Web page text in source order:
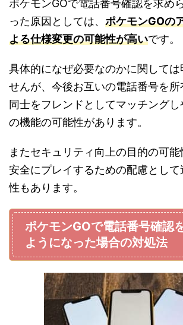
ポケモンGOで電話番号確認を求め
った原因としては、 ポケモンGOの
よる仕様変更の可能性が高いです。
具体的になぜ必要なのかに関しては
せんが、今後お互いの電話番号を
同士をフレンドとしてマッチング
の機能の可能性があります。
またセキュリティ向上の目的の可能
安全にプレイするための配慮とし
性もあります。
ポケモンGOで電話番号確認
ようになった場合の対処法